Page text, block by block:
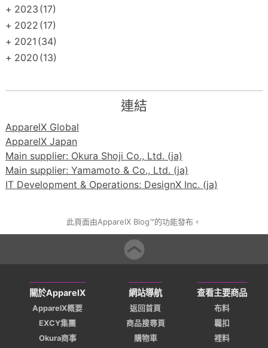
+ 2023 (17)
+ 2022 (17)
+ 2021 (34)
+ 2020 (13)
連結
ApparelX Global
ApparelX Japan
Main supplier: Okura Shoji Co., Ltd. (ja)
Main supplier: Yamamoto & Co., Ltd. (ja)
IT Development & Operations: DesignX Inc. (ja)
此頁面由ApparelX Blog™的功能發布。
關於ApparelX
ApparelX概要
EXCY集團
Okura商事
網站導航
返回首頁
商品搜尋頁
購物車
查看主要商品
布料
羈扣
裡料